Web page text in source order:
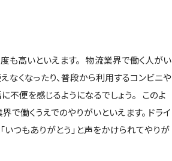
も高いといえます。 物流業界で働く人がい
なくなったり、普段から利用するコンビニや
不便を感じるようになるでしょう。 このよ
働くうえでのやりがいといえます。 ドライ
つもありがとう」と声をかけられてやりが